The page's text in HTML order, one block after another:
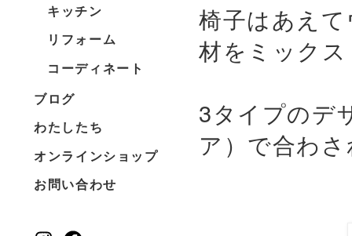
キッチン
リフォーム
コーディネート
ブログ
わたしたち
オンラインショップ
お問い合わせ
椅子はあえ
材をミック
3タイプのデ
ア）で合わ